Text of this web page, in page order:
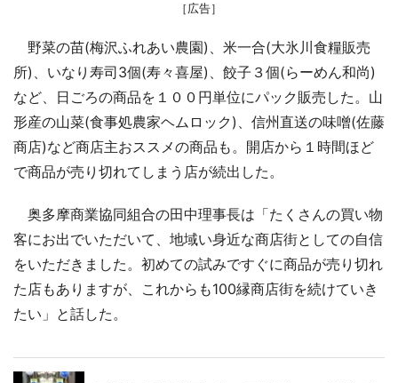
［広告］
野菜の苗(梅沢ふれあい農園)、米一合(大氷川食糧販売
所)、いなり寿司3個(寿々喜屋)、餃子３個(らーめん和尚)
など、日ごろの商品を１００円単位にパック販売した。山
形産の山菜(食事処農家ヘムロック)、信州直送の味噌(佐藤
商店)など商店主おススメの商品も。開店から１時間ほど
で商品が売り切れてしまう店が続出した。
奥多摩商業協同組合の田中理事長は「たくさんの買い物
客にお出でいただいて、地域い身近な商店街としての自信
をいただきました。初めての試みですぐに商品が売り切れ
た店もありますが、これからも100縁商店街を続けていき
たい」と話した。